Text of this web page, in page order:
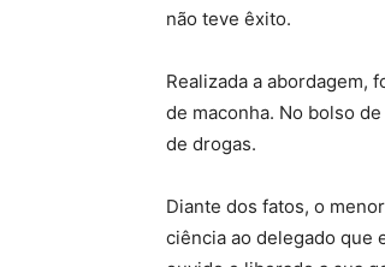
não teve êxito.
Realizada a abordagem,
de maconha. No bolso
de drogas.
Diante dos fatos, o
ciência ao delegado que